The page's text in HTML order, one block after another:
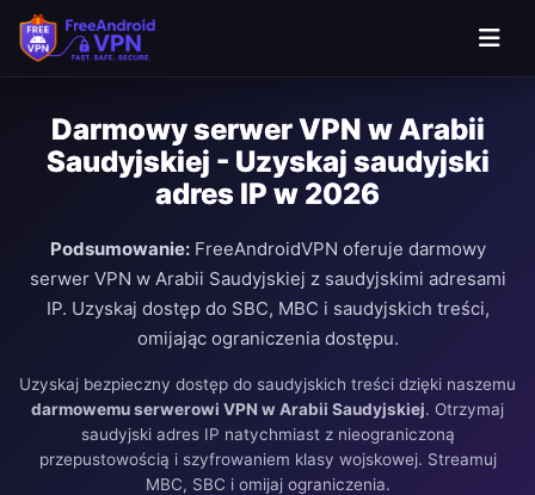
Darmowy serwer VPN w Arabii
Saudyjskiej - Uzyskaj saudyjski
adres IP w 2026
Podsumowanie:FreeAndroidVPN oferuje darmowy
serwer VPN w Arabii Saudyjskiej z saudyjskimi adresami
IP. Uzyskaj dostęp do SBC, MBC i saudyjskich treści,
omijając ograniczenia dostępu.
Uzyskaj bezpieczny dostęp do saudyjskich treści dzięki naszemu
darmowemu serwerowi VPN w Arabii Saudyjskiej. Otrzymaj
saudyjski adres IP natychmiast z nieograniczoną
przepustowością i szyfrowaniem klasy wojskowej. Streamuj
MBC, SBC i omijaj ograniczenia.